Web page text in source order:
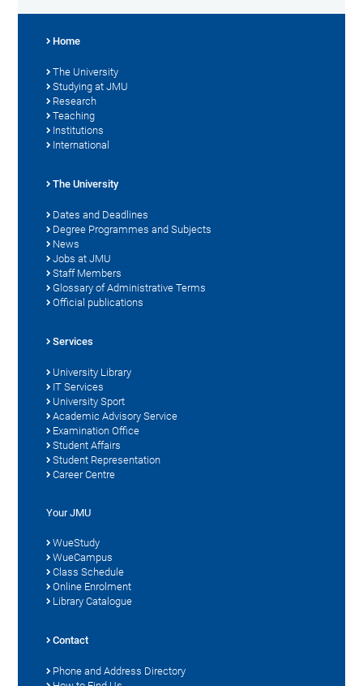
Home
The University
Studying at JMU
Research
Teaching
Institutions
International
The University
Dates and Deadlines
Degree Programmes and Subjects
News
Jobs at JMU
Staff Members
Glossary of Administrative Terms
Official publications
Services
University Library
IT Services
University Sport
Academic Advisory Service
Examination Office
Student Affairs
Student Representation
Career Centre
Your JMU
WueStudy
WueCampus
Class Schedule
Online Enrolment
Library Catalogue
Contact
Phone and Address Directory